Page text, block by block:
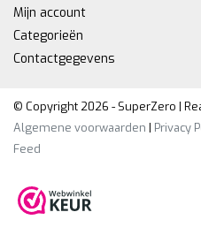
Mijn account
Categorieën
Contactgegevens
© Copyright 2026 - SuperZero |
Algemene voorwaarden | Privacy
Feed